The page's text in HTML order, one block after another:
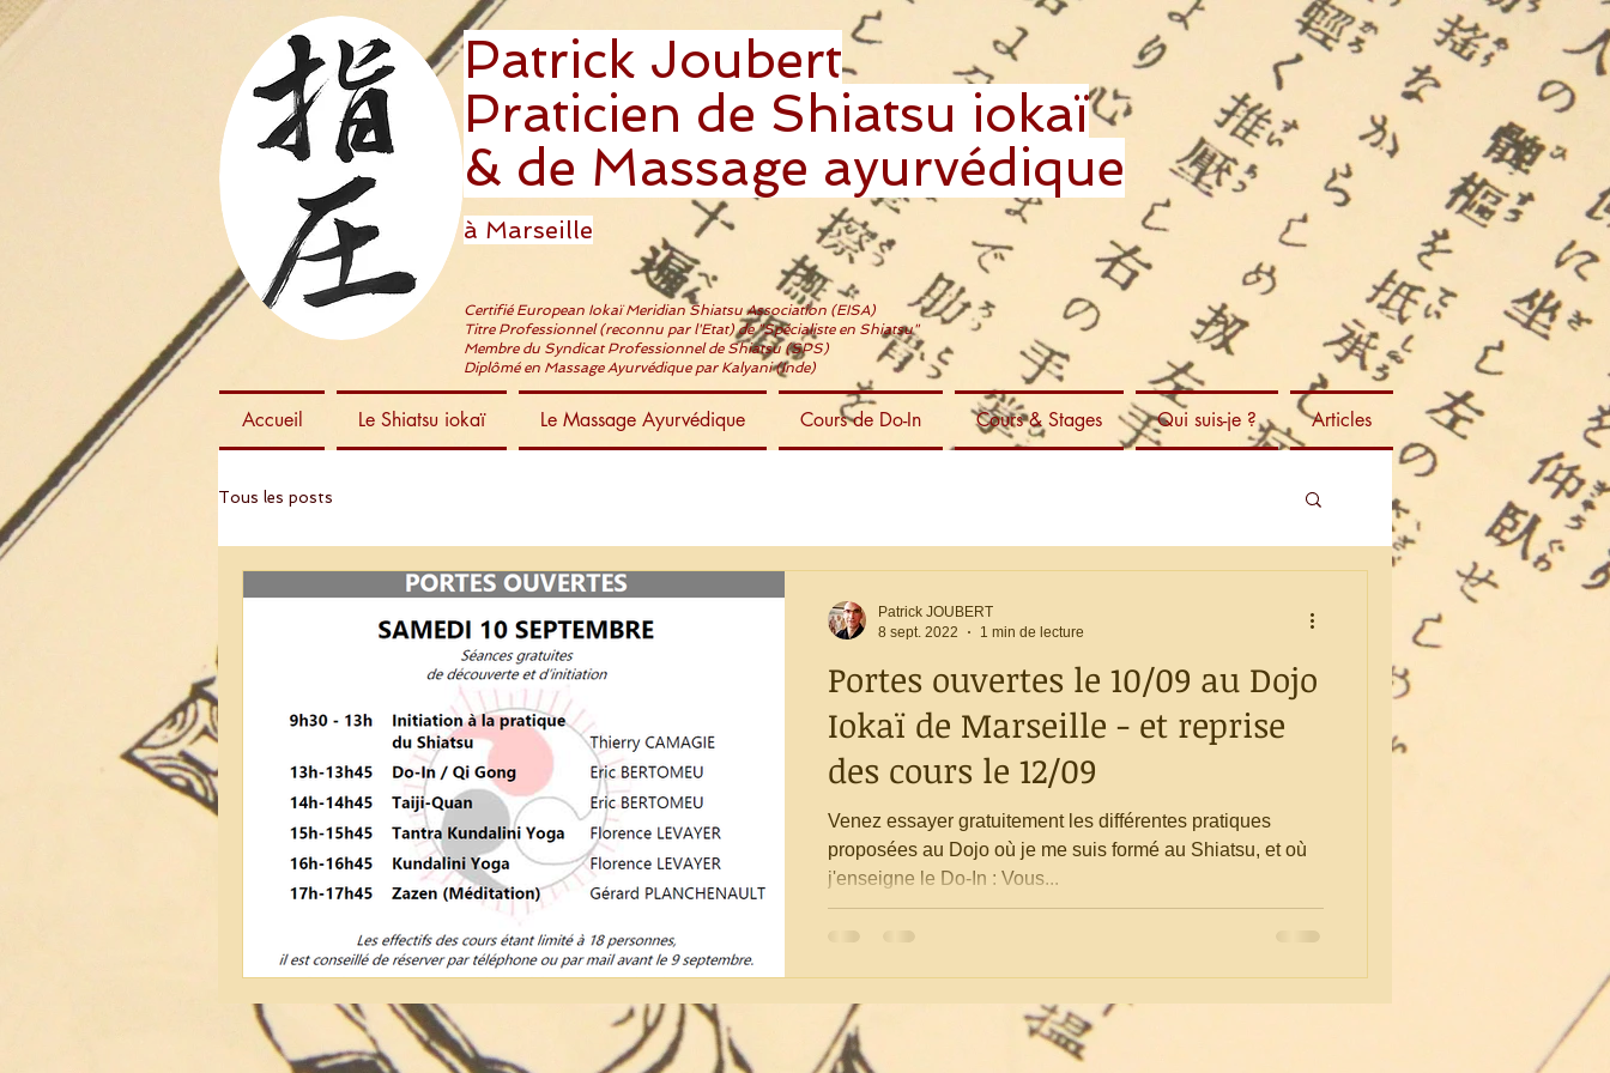
Patrick Joubert
Praticien de Shiatsu iokaï
& de Massage ayurvédique
à Marseille
Certifié European Iokaï Meridian Shiatsu Association (EISA)
Titre Professionnel (reconnu par l'Etat) de "Spécialiste en Shiatsu"
Membre du Syndicat Professionnel de Shiatsu (SPS)
Diplômé en Massage Ayurvédique par Kalyani (Inde)
Accueil Le Shiatsu iokaï Le Massage Ayurvédique Cours de Do-In Cours & Stages Qui suis-je ? Articles
Tous les posts
Portes ouvertes le 10/09 au Dojo
Iokaï de Marseille - et reprise
des cours le 12/09
Venez essayer gratuitement les différentes pratiques
proposées au Dojo où je me suis formé au Shiatsu, et où
j'enseigne le Do-In : Vous...
Patrick JOUBERT
8 sept. 2022
1 min de lecture